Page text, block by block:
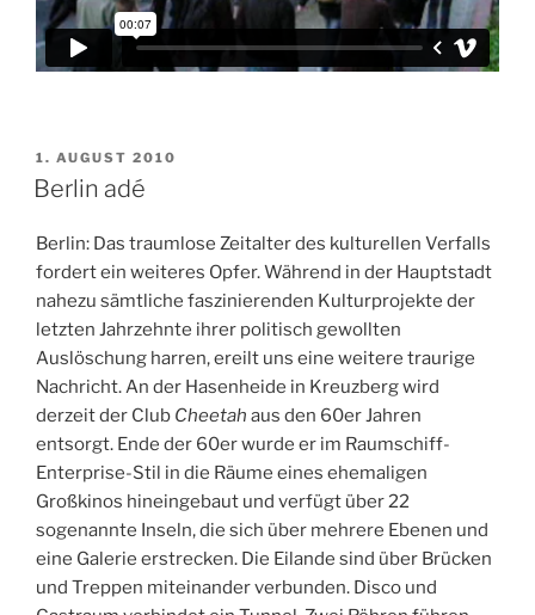
VERÖFFENTLICHT
AM
1. AUGUST 2010
Berlin adé
Berlin: Das traumlose Zeitalter des kulturellen Verfalls
fordert ein weiteres Opfer. Während in der Hauptstadt
nahezu sämtliche faszinierenden Kulturprojekte der
letzten Jahrzehnte ihrer politisch gewollten
Auslöschung harren, ereilt uns eine weitere traurige
Nachricht. An der Hasenheide in Kreuzberg wird
derzeit der Club Cheetah aus den 60er Jahren
entsorgt. Ende der 60er wurde er im Raumschiff-
Enterprise-Stil in die Räume eines ehemaligen
Großkinos hineingebaut und verfügt über 22
sogenannte Inseln, die sich über mehrere Ebenen und
eine Galerie erstrecken. Die Eilande sind über Brücken
und Treppen miteinander verbunden. Disco und